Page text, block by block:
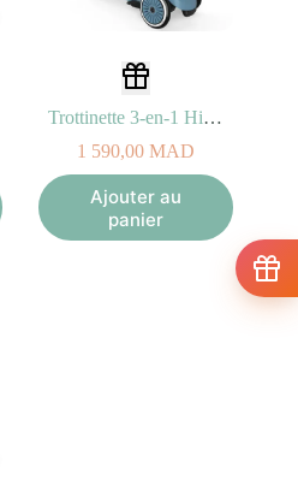
Trottinette 3-en-1 Highwaykick 1 Push and Go – Steel
1 590,00 MAD
Ajouter au
panier